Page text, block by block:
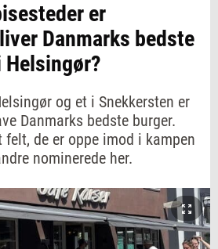
er
Danmarks bedste
og et i Snekkersten er
Danmarks bedste burger.
felt, de er oppe imod i kampen
nominerede her.